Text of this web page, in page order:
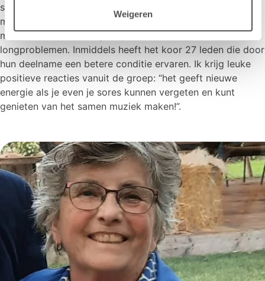
Weigeren
samen te werken aan ademtraining en zingen, maak ik
mensen blij! Ik ben gestart met een koortje voor mensen
met astma, COPD, longemfyseem en andere
longproblemen. Inmiddels heeft het koor 27 leden die door
hun deelname een betere conditie ervaren. Ik krijg leuke
positieve reacties vanuit de groep: “het geeft nieuwe
energie als je even je sores kunnen vergeten en kunt
genieten van het samen muziek maken!”.